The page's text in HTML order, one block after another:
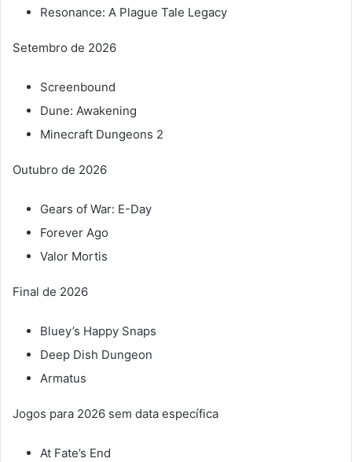
Resonance: A Plague Tale Legacy
Setembro de 2026
Screenbound
Dune: Awakening
Minecraft Dungeons 2
Outubro de 2026
Gears of War: E-Day
Forever Ago
Valor Mortis
Final de 2026
Bluey’s Happy Snaps
Deep Dish Dungeon
Armatus
Jogos para 2026 sem data específica
At Fate’s End